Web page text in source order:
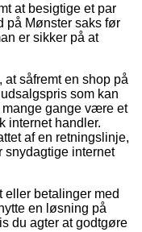
at besigtige et par
på Mønster saks før
er sikker på at
såfremt en shop på
som kan
gange være et
internet handler.
af en retningslinje,
snydagtige internet
eller betalinger med
en løsning på
du agter at godtgøre